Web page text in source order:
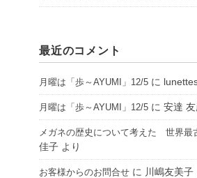
最近のコメント
月曜は「歩～AYUMI」12/5 に
月曜は「歩～AYUMI」12/5 に 安達
メガネの歴史について考えた 世界最
佳子 より
お客様からのお問合せ に 川嶋友美子